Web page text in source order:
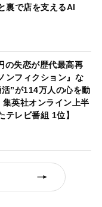
裏で店を支えるAI
の失恋が歴代最高再
ンフィクション』な
”が114万人の心を動
英社オンライン上半
レビ番組 1位】